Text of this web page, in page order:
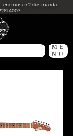
tenemos en 2 dias manda
4007
ME
NU